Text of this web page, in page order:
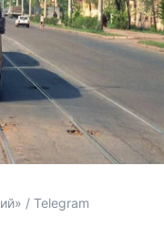
/ Telegram